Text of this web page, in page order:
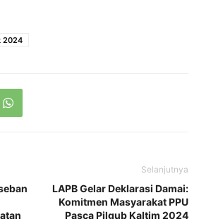
2024
Selanjutnya
LAPB Gelar Deklarasi Damai:
Komitmen Masyarakat PPU
Pasca Pilgub Kaltim 2024